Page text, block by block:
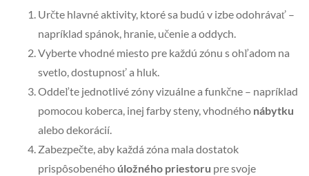
Určte hlavné aktivity, ktoré sa budú v izbe odohrávať –
napríklad spánok, hranie, učenie a oddych.
Vyberte vhodné miesto pre každú zónu s ohľadom na
svetlo, dostupnosť a hluk.
Oddeľte jednotlivé zóny vizuálne a funkčne – napríklad
pomocou koberca, inej farby steny, vhodného nábytku
alebo dekorácií.
Zabezpečte, aby každá zóna mala dostatok
prispôsobeného úložného priestoru pre svoje